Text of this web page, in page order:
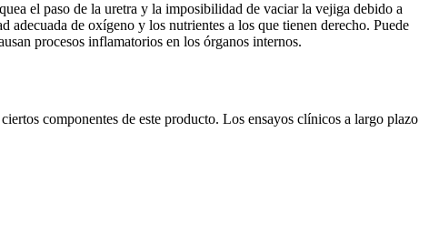
el paso de la uretra y la imposibilidad de vaciar la vejiga debido a
adecuada de oxígeno y los nutrientes a los que tienen derecho. Puede
procesos inflamatorios en los órganos internos.
componentes de este producto. Los ensayos clínicos a largo plazo